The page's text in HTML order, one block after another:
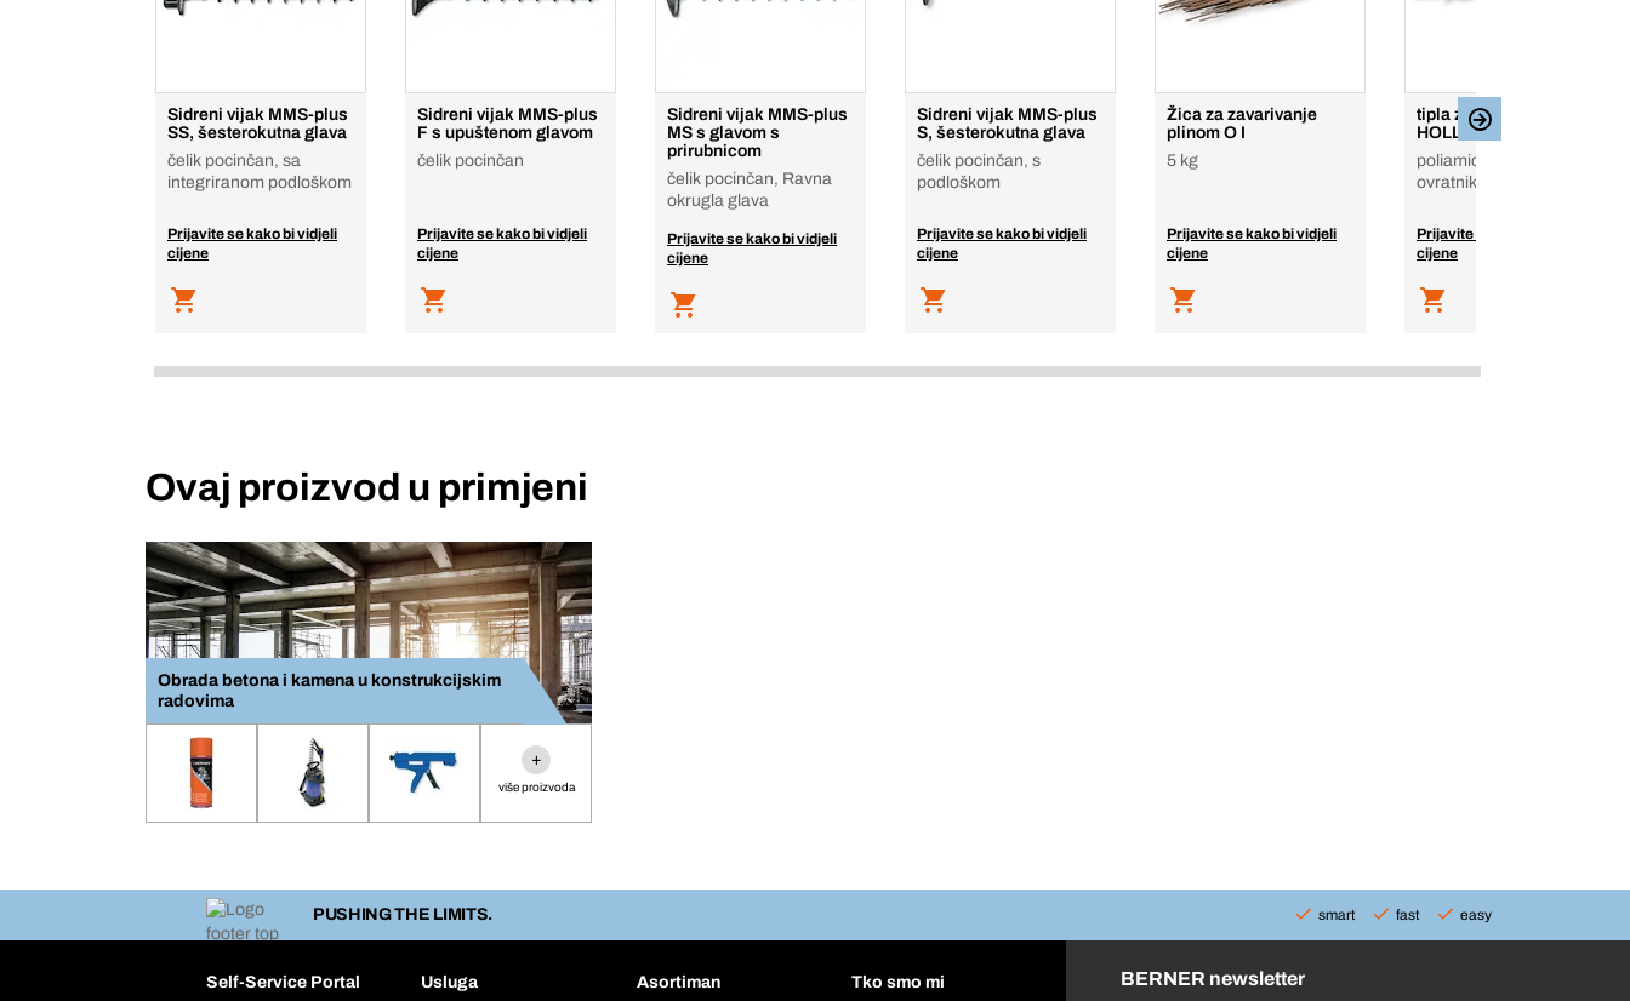
Sidreni vijak MMS-plus
SS, šesterokutna glava
čelik pocinčan, sa
integriranom podloškom
Prijavite se kako bi vidjeli
cijene
Sidreni vijak MMS-plus
F s upuštenom glavom
čelik pocinčan
Prijavite se kako bi vidjeli
cijene
Sidreni vijak MMS-plus
MS s glavom s
prirubnicom
čelik pocinčan, Ravna
okrugla glava
Prijavite se kako bi vidjeli
cijene
Sidreni vijak MMS-plus
S, šesterokutna glava
čelik pocinčan, s
podloškom
Prijavite se kako bi vidjeli
cijene
Žica za zavarivanje
plinom O I
5 kg
Prijavite se kako bi vidjeli
cijene
tipla za šuplje prostore
HOLLOWFRAMEfix
poliamid (najlon), bez
ovratnika
Prijavite se kako bi vidjeli
cijene
Ovaj proizvod u primjeni
Obrada betona i kamena u konstrukcijskim
radovima
+
više proizvoda
PUSHING THE LIMITS. smart fast easy
Self-Service Portal Usluga Asortiman Tko smo mi BERNER newsletter